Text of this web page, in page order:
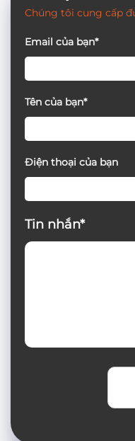
Chúng tôi cung cấp
Email của bạn*
Tên của bạn*
Điện thoại của bạn
Tin nhắn*